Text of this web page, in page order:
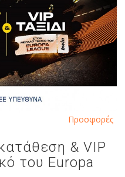
& VIP
του Europa
Προσφορές